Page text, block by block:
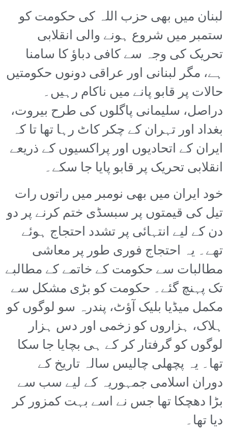
لبنان میں بھی حزب اللہ کی حکومت کو
ستمبر میں شروع ہونے والی انقلابی
تحریک کی وجہ سے کافی دباؤ کا سامنا
ہے، مگر لبنانی اور عراقی دونوں حکومتیں
حالات پر قابو پانے میں ناکام رہیں۔
دراصل، سلیمانی پاگلوں کی طرح بیروت،
بغداد اور تہران کے چکر کاٹ رہا تھا تا کہ
ایران کے اتحادیوں اور پراکسیوں کے ذریعے
انقلابی تحریک پر قابو پایا جا سکے۔
خود ایران میں بھی نومبر میں راتوں رات
تیل کی قیمتوں پر سبسڈی ختم کرنے پر دو
دن کے لیے انتہائی پر تشدد احتجاج ہوئے
تھے۔ یہ احتجاج فوری طور پر معاشی
مطالبات سے حکومت کے خاتمے کے مطالبے
تک پہنچ گئے۔ حکومت کو بڑی مشکل سے
مکمل میڈیا بلیک آؤٹ، پندرہ سو لوگوں کو
ہلاک، ہزاروں کو زخمی اور دس ہزار
لوگوں کو گرفتار کر کے ہی بچایا جا سکا
تھا۔ یہ پچھلی چالیس سالہ تاریخ کے
دوران اسلامی جمہوریہ کے لیے سب سے
بڑا دھچکا تھا جس نے اسے بہت کمزور کر
دیا تھا۔